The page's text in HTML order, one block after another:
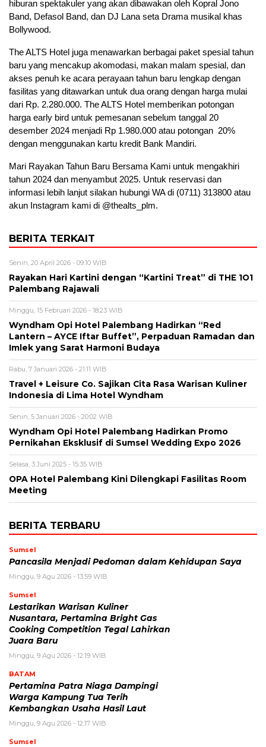
hiburan spektakuler yang akan dibawakan oleh Kopral Jono
Band, Defasol Band, dan DJ Lana seta Drama musikal khas
Bollywood.
The ALTS Hotel juga menawarkan berbagai paket spesial tahun
baru yang mencakup akomodasi, makan malam spesial, dan
akses penuh ke acara perayaan tahun baru lengkap dengan
fasilitas yang ditawarkan untuk dua orang dengan harga mulai
dari Rp. 2.280.000. The ALTS Hotel memberikan potongan
harga early bird untuk pemesanan sebelum tanggal 20
desember 2024 menjadi Rp 1.980.000 atau potongan 20%
dengan menggunakan kartu kredit Bank Mandiri.
Mari Rayakan Tahun Baru Bersama Kami untuk mengakhiri
tahun 2024 dan menyambut 2025. Untuk reservasi dan
informasi lebih lanjut silakan hubungi WA di (0711) 313800 atau
akun Instagram kami di @thealts_plm.
BERITA TERKAIT
Senin, 20 April 2026 - 09:10 WIB
Rayakan Hari Kartini dengan “Kartini Treat” di THE 1O1
Palembang Rajawali
Minggu, 15 Februari 2026 - 18:23 WIB
Wyndham Opi Hotel Palembang Hadirkan “Red
Lantern – AYCE Iftar Buffet”, Perpaduan Ramadan dan
Imlek yang Sarat Harmoni Budaya
Rabu, 7 Januari 2026 - 21:11 WIB
Travel + Leisure Co. Sajikan Cita Rasa Warisan Kuliner
Indonesia di Lima Hotel Wyndham
Senin, 5 Januari 2026 - 20:02 WIB
Wyndham Opi Hotel Palembang Hadirkan Promo
Pernikahan Eksklusif di Sumsel Wedding Expo 2026
Selasa, 3 Juni 2025 - 15:35 WIB
OPA Hotel Palembang Kini Dilengkapi Fasilitas Room
Meeting
BERITA TERBARU
Sumsel
Pancasila Menjadi Pedoman dalam Kehidupan Saya
Minggu, 9 Agu 2026 - 13:59 WIB
Sumsel
Lestarikan Warisan Kuliner
Nusantara, Pertamina Bright Gas
Cooking Competition Tegal Lahirkan
Juara Baru
Minggu, 9 Agu 2026 - 12:19 WIB
BATAM
Pertamina Patra Niaga Dampingi
Warga Kampung Tua Terih
Kembangkan Usaha Hasil Laut
Minggu, 9 Agu 2026 - 12:17 WIB
Sumsel